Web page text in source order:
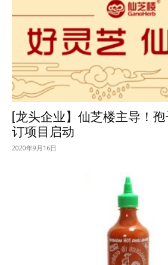
[龙头企业】仙芝楼主导！
订项目启动
2020年9月16日